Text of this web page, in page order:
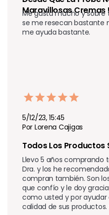
Maravillosas Cremas
Me gusta mucho y
se me resecan bastante
me ayuda bastante.
5/12/23, 15:45
Por Lorena Cajigas
Todos Los Productos
Llevo 5 años comprando
Dra. y los he
compran también. Son
que confío y le doy
como usted y por
calidad de sus productos.